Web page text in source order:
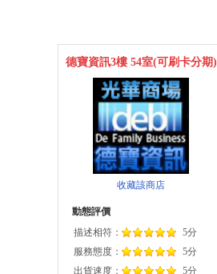
德寶資訊3樓 54室(可刷卡分期)
收藏該商店
動態評價
描述相符：
5分
服務態度：
5分
出貨速度：
5分